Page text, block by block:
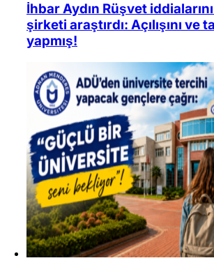
İhbar Aydın Rüşvet
şirketi araştırdı: Açılışını ve
yapmış!